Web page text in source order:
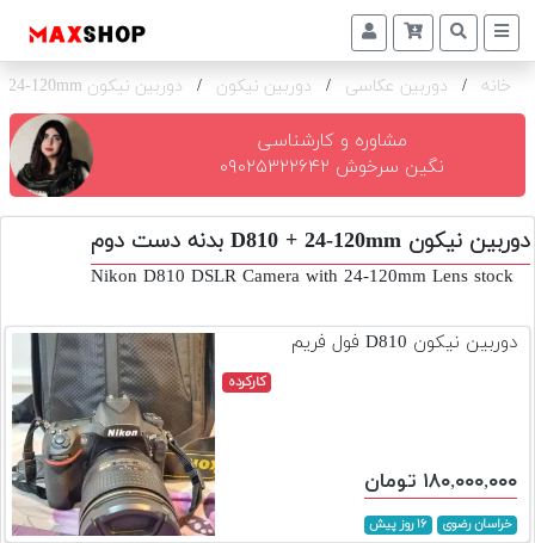
دوربین
و
تجهیزات
و
اکسسوری
دوم
اجاره
دوربین
و
خانه / دوربین عکاسی / دوربین نیکون / دوربین نیکون D810 + 24-120mm بدنه
مشاوره و کارشناسی
نگین سرخوش ۰۹۰۲۵۳۲۲۶۴۲
دوربین نیکون D810 + 24-120mm بدنه دست دوم
Nikon D810 DSLR Camera with 24-120mm Lens stock
دوربین نیکون D810 فول فریم
کارکرده
۱۸۰,۰۰۰,۰۰۰ تومان
خراسان رضوی ۱۶ روز پیش